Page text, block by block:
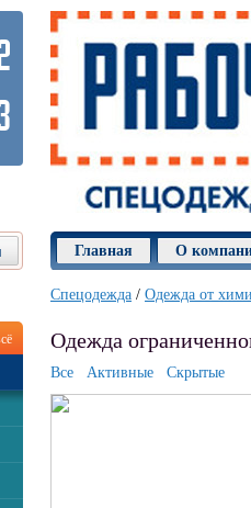
Главная О
Спецодежда / Одежда от
Одежда
Все Активные Скрытые